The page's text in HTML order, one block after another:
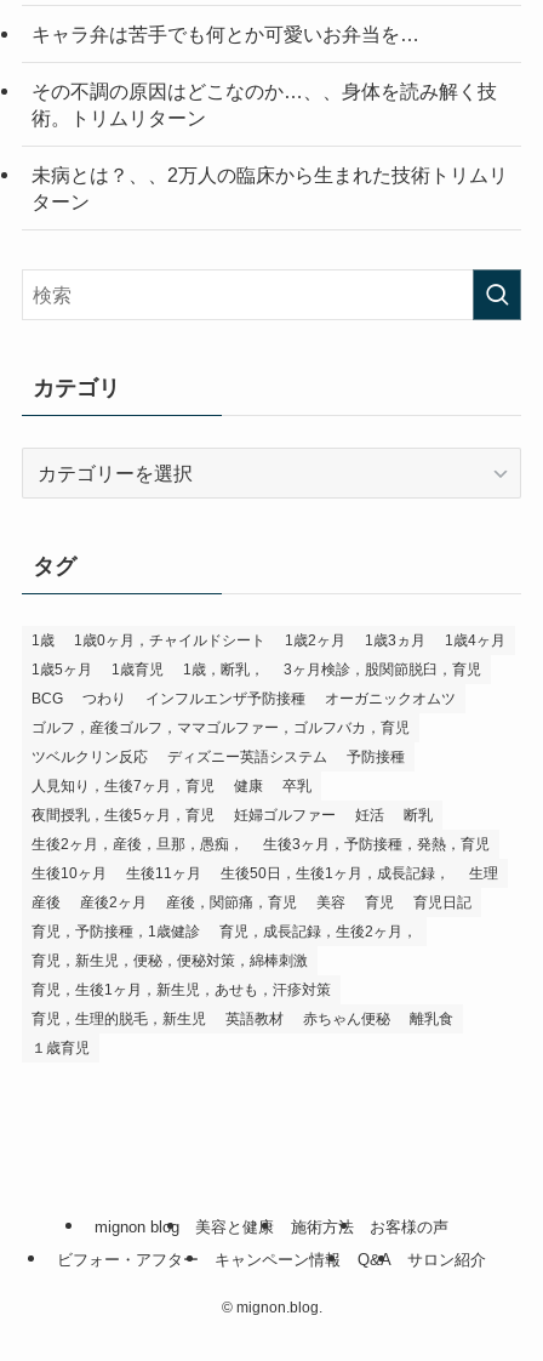
キャラ弁は苦手でも何とか可愛いお弁当を…
その不調の原因はどこなのか…、、身体を読み解く技
術。トリムリターン
未病とは？、、2万人の臨床から生まれた技術トリムリ
ターン
カテゴリ
タグ
1歳 1歳0ヶ月，チャイルドシート 1歳2ヶ月 1歳3ヵ月
1歳4ヶ月
1歳5ヶ月
1歳育児 1歳，断乳，
3ヶ月検診，股関節脱臼，育児
BCG
つわり インフルエンザ予防接種
オーガニックオムツ
ゴルフ，産後ゴルフ，ママゴルファー，ゴルフバカ，育児
ツベルクリン反応
ディズニー英語システム
予防接種
人見知り，生後7ヶ月，育児
健康
卒乳
夜間授乳，生後5ヶ月，育児
妊婦ゴルファー 妊活
断乳
生後2ヶ月，産後，旦那，愚痴，
生後3ヶ月，予防接種，発熱，育児
生後10ヶ月
生後11ヶ月 生後50日，生後1ヶ月，成長記録，
生理
産後
産後2ヶ月 産後，関節痛，育児 美容 育児
育児日記
育児，予防接種，1歳健診
育児，成長記録，生後2ヶ月，
育児，新生児，便秘，便秘対策，綿棒刺激
育児，生後1ヶ月，新生児，あせも，汗疹対策
育児，生理的脱毛，新生児
英語教材 赤ちゃん便秘
離乳食
１歳育児
mignon blog 美容と健康 施術方法
お客様の声
ビフォー・アフター
キャンペーン情報 Q&A サロン紹介
©mignon.blog.